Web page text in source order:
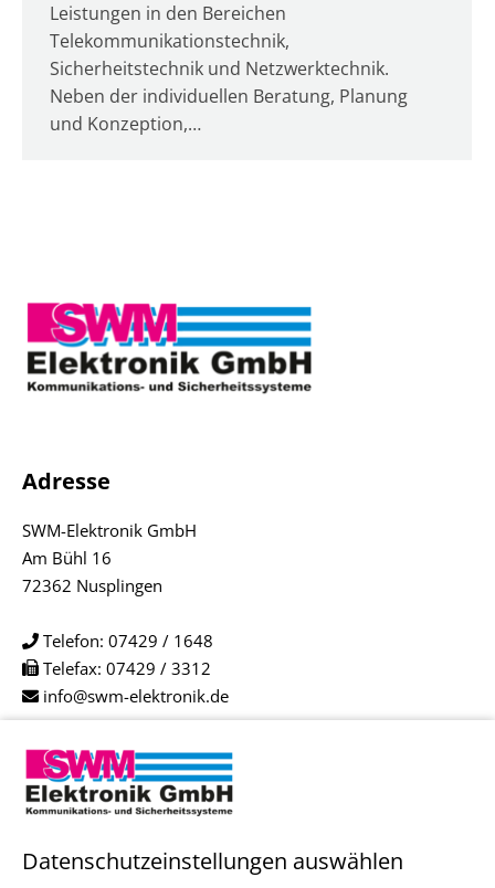
Leistungen in den Bereichen
Telekommunikationstechnik,
Sicherheitstechnik und Netzwerktechnik.
Neben der individuellen Beratung, Planung
und Konzeption,…
Adresse
SWM-Elektronik GmbH
Am Bühl 16
72362 Nusplingen
Telefon: 07429 / 1648
Telefax: 07429 / 3312
info@swm-elektronik.de
Links
Elektroinstallationen
Datenschutzeinstellungen auswählen